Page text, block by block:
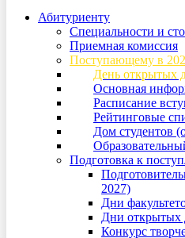
Абитуриенту
Специальности и
Приемная комиссия
Поступающему в
День открытых
Основная
Расписание
Рейтинговые
Дом студентов
Подготовка к
2027)
Дни
Дни открытых
Конкурс